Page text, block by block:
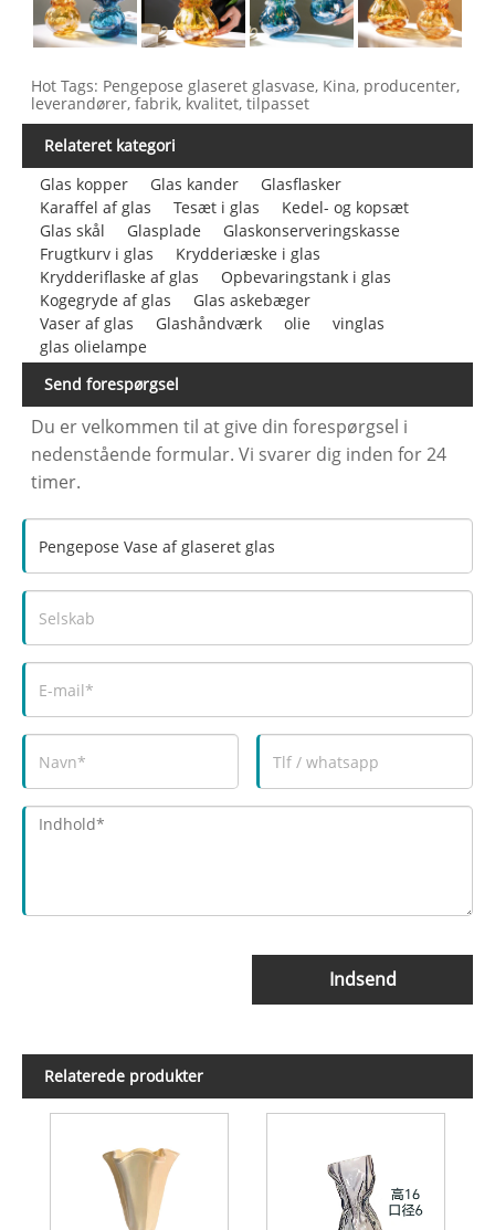
Hot Tags: Pengepose glaseret glasvase, Kina, producenter,
leverandører, fabrik, kvalitet, tilpasset
Relateret kategori
Glas kopper
Glas kander
Glasflasker
Karaffel af glas
Tesæt i glas
Kedel- og kopsæt
Glas skål
Glasplade
Glaskonserveringskasse
Frugtkurv i glas
Krydderiæske i glas
Krydderiflaske af glas
Opbevaringstank i glas
Kogegryde af glas
Glas askebæger
Vaser af glas
Glashåndværk olie
vinglas
glas olielampe
Send forespørgsel
Du er velkommen til at give din forespørgsel i
nedenstående formular. Vi svarer dig inden for 24
timer.
Indsend
Relaterede produkter